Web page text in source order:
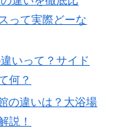
って実際どーな
いって？サイド
何？
の違いは？大浴場
説！